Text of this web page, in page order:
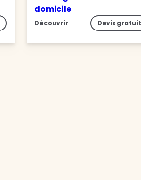
domicile
Découvrir Devis gratuit